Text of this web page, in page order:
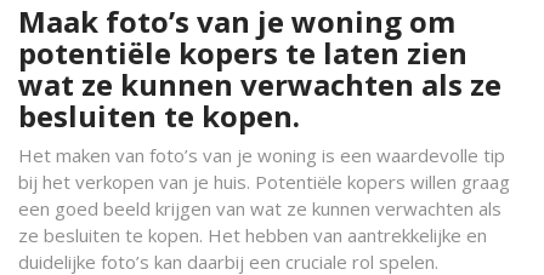
Maak foto’s van je woning om
potentiële kopers te laten zien
wat ze kunnen verwachten als ze
besluiten te kopen.
Het maken van foto’s van je woning is een waardevolle tip
bij het verkopen van je huis. Potentiële kopers willen graag
een goed beeld krijgen van wat ze kunnen verwachten als
ze besluiten te kopen. Het hebben van aantrekkelijke en
duidelijke foto’s kan daarbij een cruciale rol spelen.